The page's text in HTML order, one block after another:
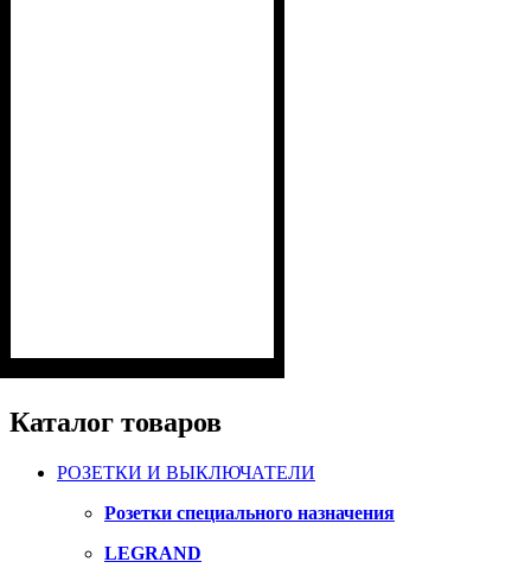
Каталог товаров
РОЗЕТКИ И ВЫКЛЮЧАТЕЛИ
Розетки специального назначения
LEGRAND